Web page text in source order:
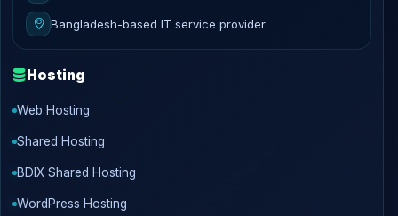
Bangladesh-based IT service provider
Hosting
Web Hosting
Shared Hosting
BDIX Shared Hosting
WordPress Hosting